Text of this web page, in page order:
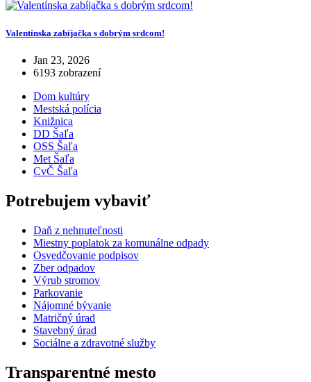
Valentínska zabíjačka s dobrým srdcom!
Jan 23, 2026
6193 zobrazení
Dom kultúry
Mestská polícia
Knižnica
DD Šaľa
OSS Šaľa
Met Šaľa
CvČ Šaľa
Potrebujem vybaviť
Daň z nehnuteľnosti
Miestny poplatok za komunálne odpady
Osvedčovanie podpisov
Zber odpadov
Výrub stromov
Parkovanie
Nájomné bývanie
Matričný úrad
Stavebný úrad
Sociálne a zdravotné služby
Transparentné mesto